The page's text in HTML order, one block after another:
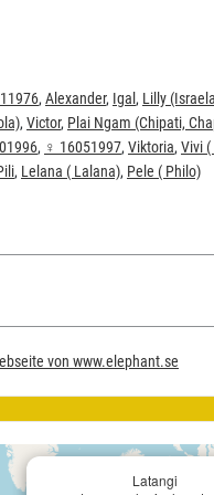
, Alexander, Igal , Lilly
, Victor, Plai Ngam (Chipati,
, ♀ 16051997, Viktoria, Vivi
, Lelana ( Lalana), Pele ( Philo)
von www.elephant.se
Latangi